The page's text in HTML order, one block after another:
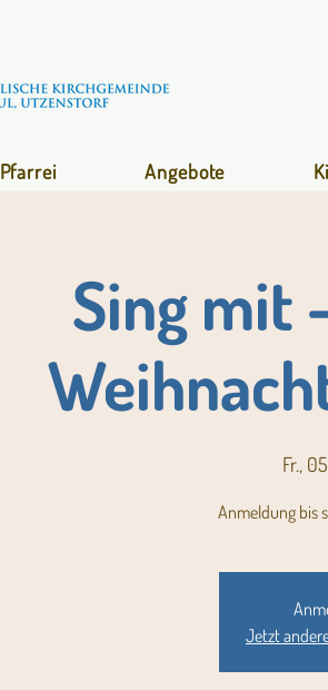
Pfarrei Angebote
Sing mit
Fr.,
Anmeldung bis
Jetzt